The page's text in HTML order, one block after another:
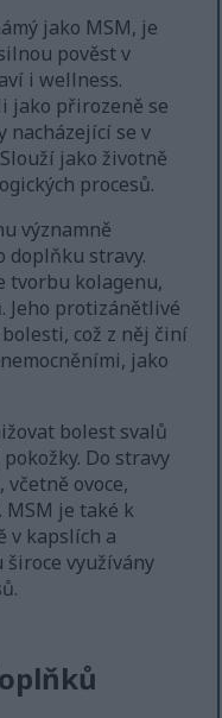
jako MSM, je
pověst v
i wellness.
jako přirozeně se
nacházející se v
jako životně
procesů.
významně
stravy.
tvorbu kolagenu,
Jeho protizánětlivé
což z něj činí
jako
bolest svalů
Do stravy
ovoce,
MSM je také k
v kapslích a
široce využívány